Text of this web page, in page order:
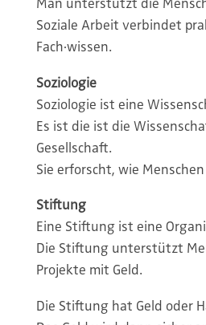
Soziale Arbeit verbindet
Fach·wissen.
Soziologie
Soziologie ist eine
Es ist die ist die
Gesellschaft.
Sie erforscht, wie
Stiftung
Eine Stiftung ist eine
Die Stiftung unterstützt
Projekte mit Geld.
Die Stiftung hat Geld oder